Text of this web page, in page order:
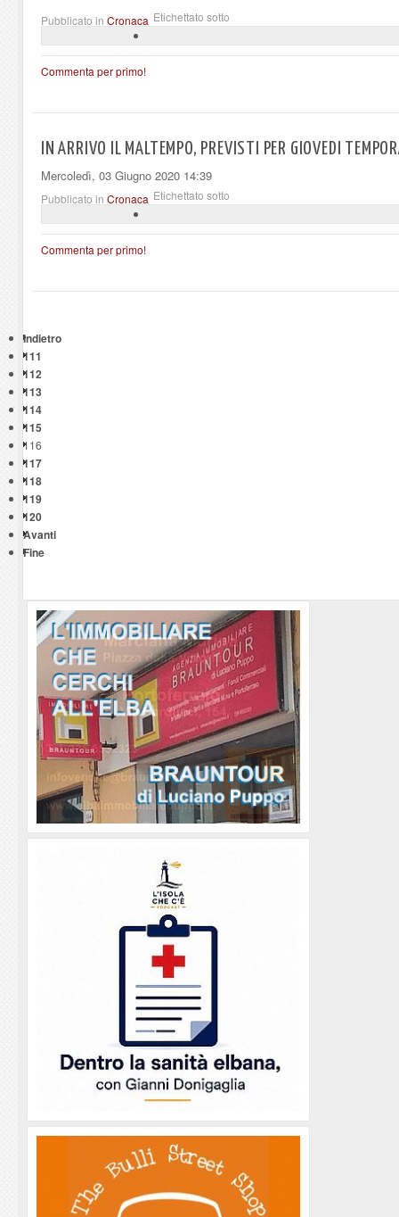
Pubblicato in Cronaca Etichettato sotto
Commenta per primo!
IN ARRIVO IL MALTEMPO, PREVISTI PER GIOVEDI
Mercoledì, 03 Giugno 2020 14:39
Pubblicato in Cronaca Etichettato sotto
Commenta per primo!
Indietro
111
112
113
114
115
116
117
118
119
120
Avanti
Fine